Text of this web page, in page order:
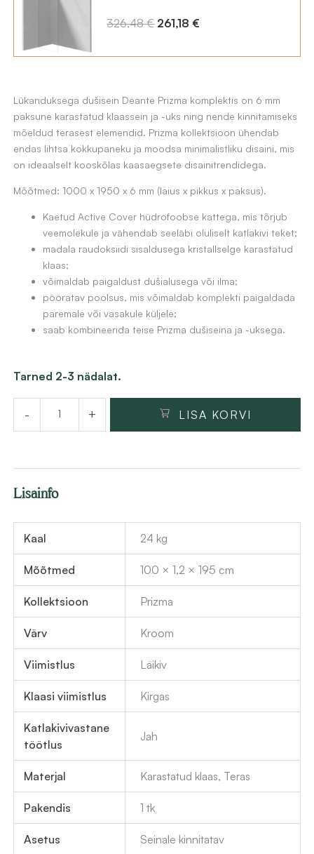
326,48€ A
e
h
i
n
d
i
3
2
6
€
261,18 €
e
n
t
p
r
c
e
s
2
1
8
€
Lükanduksega dušisein Deante Prizma komplektis on 6 mm
paksune karastatud klaassein ja -uks ning nende kinnitamiseks
mõeldud terasest elemendid. Prizma kollektsioon ühendab
endas lihtsa kokkupaneku ja moodsa minimalistliku disaini, mis
on ideaalselt kooskõlas kaasaegsete disainitrendidega.
Mõõtmed: 1000 x 1950 x 6 mm (laius x pikkus x paksus).
Kaetud Active Cover hüdrofoobse kattega, mis tõrjub
veemolekule ja vähendab seeläbi oluliselt katlakivi teket;
madala raudoksiidi sisaldusega kristallselge karastatud
klaas;
võimaldab paigaldust dušialusega või ilma;
pööratav poolsus, mis võimaldab komplekti paigaldada
paremale või vasakule küljele;
saab kombineerida teise Prizma dušiseina ja -uksega.
Tarned 2-3 nädalat.
-
Lükanduksega
dušisein
Deante
Prizma
kroom
+ LISA KORVI
Lisainfo
Kaal 24 kg
Mõõtmed 100 × 1,2 × 195 cm
Kollektsioon Prizma
Värv Kroom
Viimistlus Läikiv
Klaasi viimistlus Kirgas
Katlakivivastane
töötlus
Jah
Materjal Karastatud klaas, Teras
Pakendis 1 tk
Asetus Seinale kinnitatav